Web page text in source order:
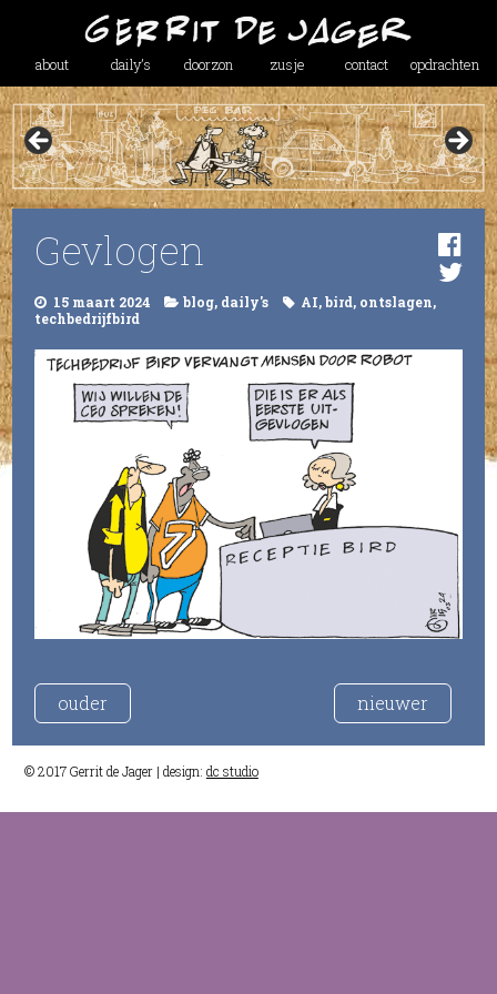
about daily’s doorzon zusje contact opdrachten
Gevlogen
15 maart 2024 blog, daily's AI,bird, ontslagen,
techbedrijfbird
ouder nieuwer
© 2017 Gerrit de Jager | design: dc studio